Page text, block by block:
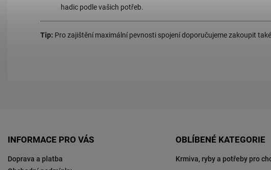
hadic podle vašich potřeb.
Tip: Pro zajištění maximální pevnosti spojení doporučujeme zakoupit
INFORMACE PRO VÁS
Doprava a platba
OBLÍBENÉ KATEGORIE
Krmiva, ryby a potřeby pro